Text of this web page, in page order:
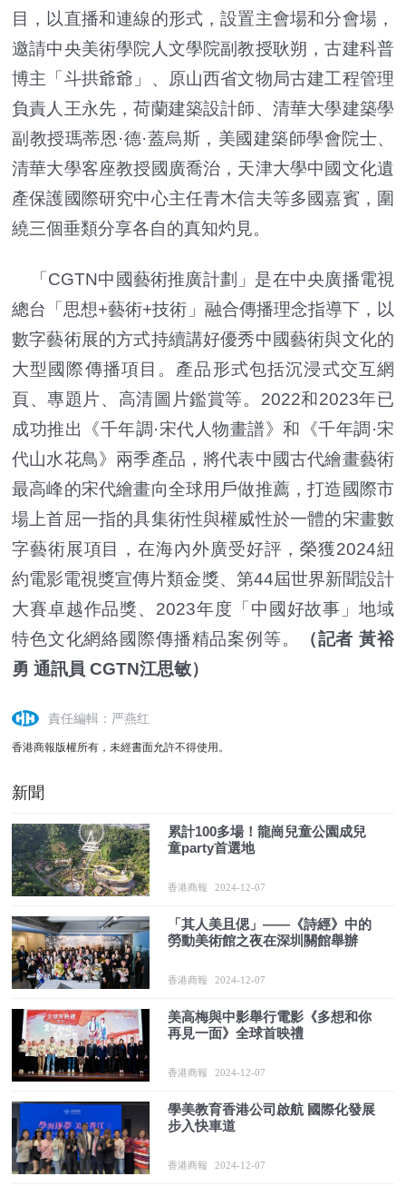
目，以直播和連線的形式，設置主會場和分會場，
邀請中央美術學院人文學院副教授耿朔，古建科普
博主「斗拱爺爺」、原山西省文物局古建工程管理
負責人王永先，荷蘭建築設計師、清華大學建築學
副教授瑪蒂恩·德·蓋烏斯，美國建築師學會院士、
清華大學客座教授國廣喬治，天津大學中國文化遺
產保護國際研究中心主任青木信夫等多國嘉賓，圍
繞三個垂類分享各自的真知灼見。
「CGTN中國藝術推廣計劃」是在中央廣播電視
總台「思想+藝術+技術」融合傳播理念指導下，以
數字藝術展的方式持續講好優秀中國藝術與文化的
大型國際傳播項目。產品形式包括沉浸式交互網
頁、專題片、高清圖片鑑賞等。2022和2023年已
成功推出《千年調·宋代人物畫譜》和《千年調·宋
代山水花鳥》兩季產品，將代表中國古代繪畫藝術
最高峰的宋代繪畫向全球用戶做推薦，打造國際市
場上首屈一指的具集術性與權威性於一體的宋畫數
字藝術展項目，在海內外廣受好評，榮獲2024紐
約電影電視獎宣傳片類金獎、第44屆世界新聞設計
大賽卓越作品獎、2023年度「中國好故事」地域
特色文化網絡國際傳播精品案例等。
（記者 黃裕
勇 通訊員 CGTN江思敏）
責任編輯：严燕红
香港商報版權所有，未經書面允許不得使用。
新聞
累計100多場！龍崗兒童公園成兒
童party首選地
香港商報 2024-12-07
「其人美且偲」——《詩經》中的
勞動美術館之夜在深圳關館舉辦
香港商報 2024-12-07
美高梅與中影舉行電影《多想和你
再見一面》全球首映禮
香港商報 2024-12-07
學美教育香港公司啟航 國際化發展
步入快車道
香港商報 2024-12-07